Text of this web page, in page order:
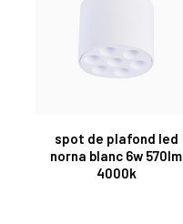
spot de plafond led
norna blanc 6w 570lm
4000k